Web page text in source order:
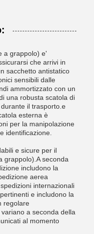
a grappolo) e'
che arrivi in
sacchetto antistatico
sensibili dalle
ammortizzato con un
una robusta scatola di
il trasporto.e
esterna è
per la manipolazione
identificazione.
e sicure per il
grappolo).A seconda
includono la
aerea
internazionali
e includono la
regolare
a seconda della
al momento